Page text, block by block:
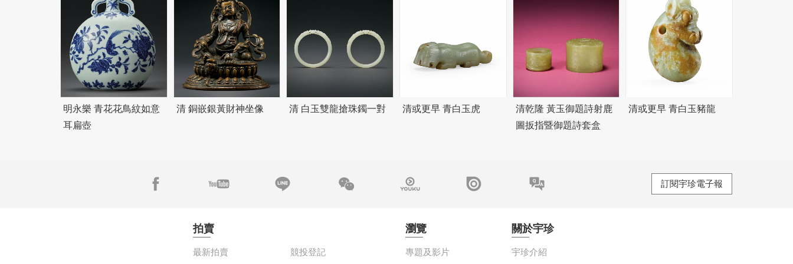
明永樂 青花花鳥紋如意
耳扁壺
清 銅嵌銀黃財神坐像 清 白玉雙龍搶珠鐲一對 清或更早 青白玉虎
清乾隆 黃玉御題詩射鹿
圖扳指暨御題詩套盒
清或更早 青白玉豬龍
訂閱宇珍電子報
拍賣
最新拍賣 競投登記
瀏覽
專題及影片
關於宇珍
宇珍介紹